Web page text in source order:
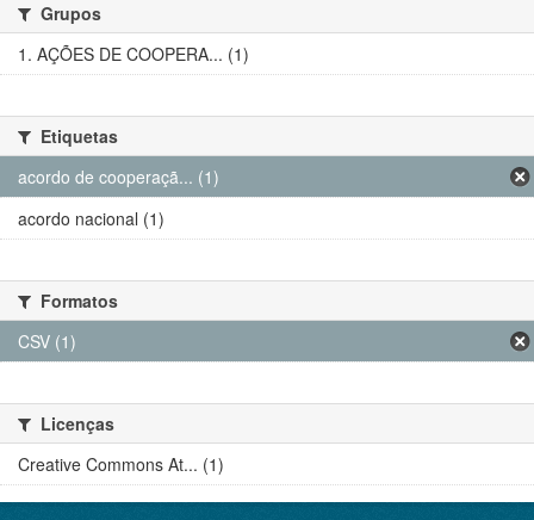
Grupos
1. AÇÕES DE COOPERA... (1)
Etiquetas
acordo de cooperaçã... (1)
acordo nacional (1)
Formatos
CSV (1)
Licenças
Creative Commons At... (1)